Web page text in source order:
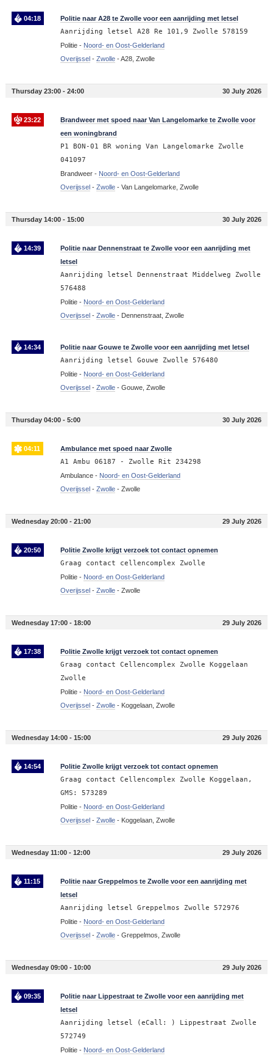
04:18 Politie naar A28 te Zwolle voor een aanrijding met letsel
Aanrijding letsel A28 Re 101,9 Zwolle 578159
Politie - Noord- en Oost-Gelderland
Overijssel- Zwolle-A28, Zwolle
Thursday 23:00 - 24:00 30 July 2026
23:22
Brandweer met spoed naar Van Langelomarke te Zwolle voor
een woningbrand
P1 BON-01 BR woning Van Langelomarke Zwolle
041097
Brandweer - Noord- en Oost-Gelderland
Overijssel- Zwolle- Van Langelomarke, Zwolle
Thursday 14:00 - 15:00 30 July 2026
14:39
Politie naar Dennenstraat te Zwolle voor een aanrijding met
letsel
Aanrijding letsel Dennenstraat Middelweg Zwolle
576488
Politie - Noord- en Oost-Gelderland
Overijssel- Zwolle- Dennenstraat, Zwolle
14:34 Politie naar Gouwe te Zwolle voor een aanrijding met letsel
Aanrijding letsel Gouwe Zwolle 576480
Politie - Noord- en Oost-Gelderland
Overijssel- Zwolle- Gouwe, Zwolle
Thursday 04:00 - 5:00 30 July 2026
04:11 Ambulance met spoed naar Zwolle
A1 Ambu 06187 - Zwolle Rit 234298
Ambulance - Noord- en Oost-Gelderland
Overijssel- Zwolle- Zwolle
Wednesday 20:00 - 21:00 29 July 2026
20:50 Politie Zwolle krijgt verzoek tot contact opnemen
Graag contact cellencomplex Zwolle
Politie - Noord- en Oost-Gelderland
Overijssel- Zwolle- Zwolle
Wednesday 17:00 - 18:00 29 July 2026
17:38 Politie Zwolle krijgt verzoek tot contact opnemen
Graag contact Cellencomplex Zwolle Koggelaan
Zwolle
Politie - Noord- en Oost-Gelderland
Overijssel- Zwolle- Koggelaan, Zwolle
Wednesday 14:00 - 15:00 29 July 2026
14:54 Politie Zwolle krijgt verzoek tot contact opnemen
Graag contact Cellencomplex Zwolle Koggelaan,
GMS: 573289
Politie - Noord- en Oost-Gelderland
Overijssel- Zwolle- Koggelaan, Zwolle
Wednesday 11:00 - 12:00 29 July 2026
11:15
Politie naar Greppelmos te Zwolle voor een aanrijding met
letsel
Aanrijding letsel Greppelmos Zwolle 572976
Politie - Noord- en Oost-Gelderland
Overijssel- Zwolle- Greppelmos, Zwolle
Wednesday 09:00 - 10:00 29 July 2026
09:35
Politie naar Lippestraat te Zwolle voor een aanrijding met
letsel
Aanrijding letsel (eCall: ) Lippestraat Zwolle
572749
Politie - Noord- en Oost-Gelderland